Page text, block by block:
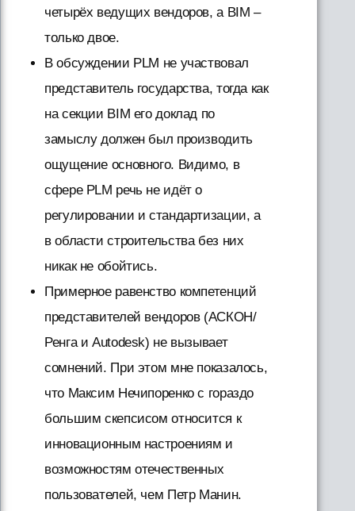
четырёх ведущих вендоров, а BIM –
только двое.
В обсуждении PLM не участвовал
представитель государства, тогда как
на секции BIM его доклад по
замыслу должен был производить
ощущение основного. Видимо, в
сфере PLM речь не идёт о
регулировании и стандартизации, а
в области строительства без них
никак не обойтись.
Примерное равенство компетенций
представителей вендоров (АСКОН/
Ренга и Autodesk) не вызывает
сомнений. При этом мне показалось,
что Максим Нечипоренко с гораздо
большим скепсисом относится к
инновационным настроениям и
возможностям отечественных
пользователей, чем Петр Манин.